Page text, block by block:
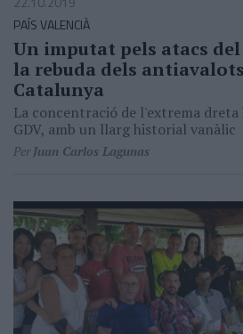
PAÍS VALENCIÀ
Un imputat pels atacs del
la rebuda dels
Catalunya
La concentració de l'extrema
GDV, amb un llarg historial vanàlic
PerJuan Carlos Lagunas